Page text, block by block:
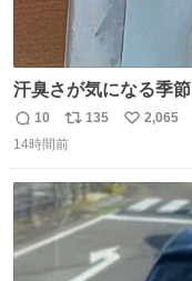
汗臭さが気になる季
とにかくスッキリす
介したやつ。おじさ
汗拭きシートみたい
汗臭不安を解消。
返
信
10
リ
ポ
ト
数
135
い
数
2,065
14時間前